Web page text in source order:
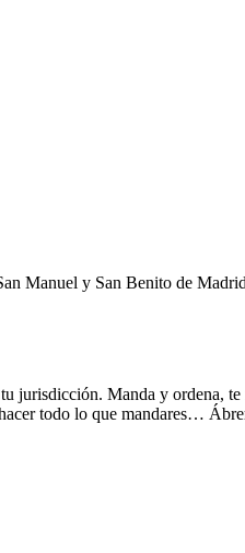
Manuel y San Benito de
jurisdicción. Manda y ordena,
todo lo que mandares…